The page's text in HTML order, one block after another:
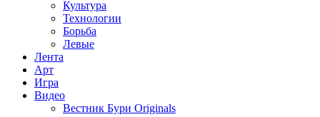
Культура
Технологии
Борьба
Левые
Лента
Арт
Игра
Видео
Вестник Бури Originals